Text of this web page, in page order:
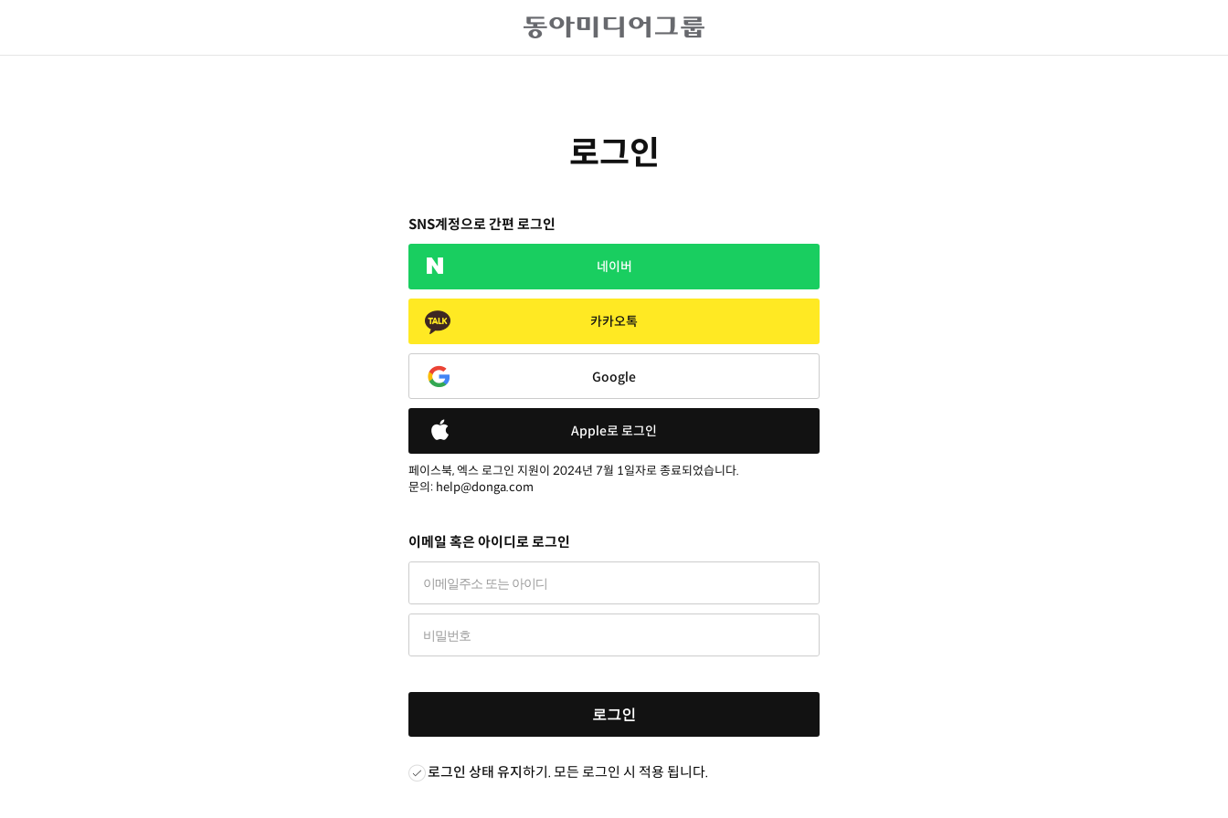
로그인
SNS계정으로 간편 로그인
네이버
카카오톡
Google
Apple로 로그인
페이스북, 엑스 로그인 지원이 2024년 7월 1일자로 종료되었습니다.
문의: help@donga.com
이메일 혹은 아이디로 로그인
로그인
로그인 상태 유지하기. 모든 로그인 시 적용 됩니다.